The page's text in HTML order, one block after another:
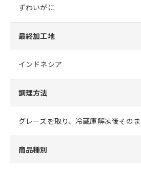
ずわいがに
最終加工地
インドネシア
調理方法
グレーズを取り、冷蔵庫解凍後その
商品種別